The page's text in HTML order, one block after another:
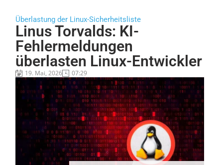
Überlastung der Linux-Sicherheitsliste
Linus Torvalds: KI-
Fehlermeldungen
überlasten Linux-Entwickler
19. Mai, 2026 07:29